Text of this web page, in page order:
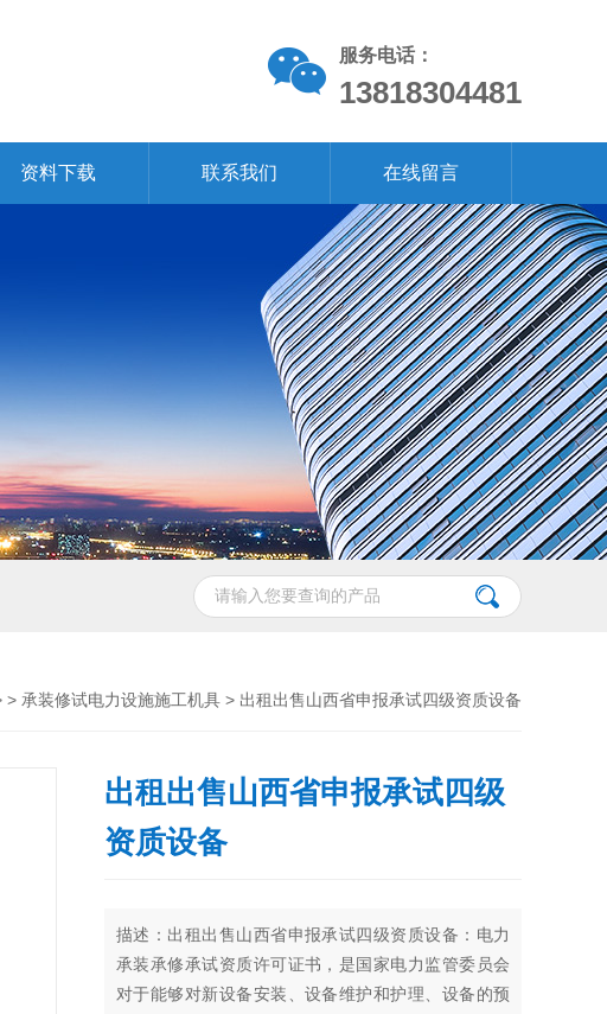
服务电话：
13818304481
资料下载 联系我们 在线留言
> 承装修试电力设施施工机具 > 出租出售山西省申报承试四级资质设备
出租出售山西省申报承试四级
资质设备
描述：出租出售山西省申报承试四级资质设备：电力
承装承修承试资质许可证书，是国家电力监管委员会
对于能够对新设备安装、设备维护和护理、设备的预